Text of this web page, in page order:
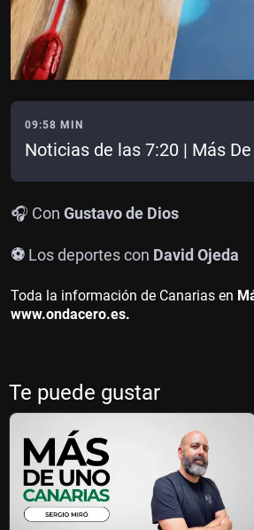
09:58 MIN
Noticias de las 7:20 | Más
🎧 Con Gustavo de Dios
⚽ Los deportes con David Ojeda
Toda la información de Canarias en
www.ondacero.es.
Te puede gustar